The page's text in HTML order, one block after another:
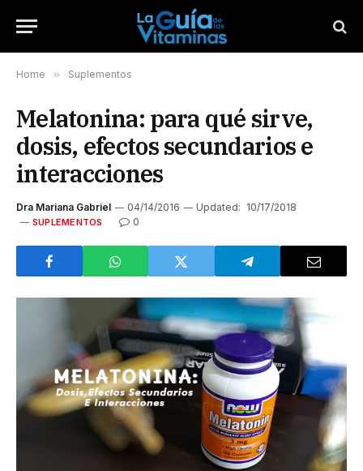
Home » Suplementos
Melatonina: para qué sirve,
dosis, efectos secundarios e
interacciones
Dra Mariana Gabriel 04/14/2016 Updated: 10/17/2018
SUPLEMENTOS 0